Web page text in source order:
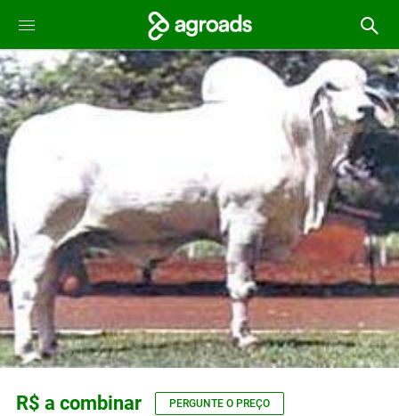
R$ a combinar PERGUNTE O PREÇO